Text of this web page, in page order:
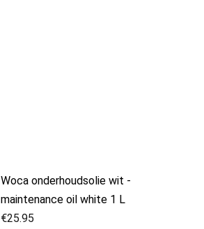
Woca onderhoudsolie wit -
maintenance oil white 1 L
€25.95